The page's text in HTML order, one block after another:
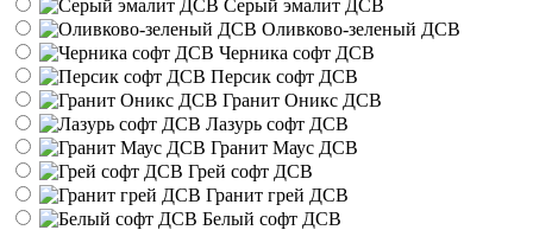
Серый эмалит ДСВ
Оливково-зеленый ДСВ
Черника софт ДСВ
Персик софт ДСВ
Гранит Оникс ДСВ
Лазурь софт ДСВ
Гранит Маус ДСВ
Грей софт ДСВ
Гранит грей ДСВ
Белый софт ДСВ